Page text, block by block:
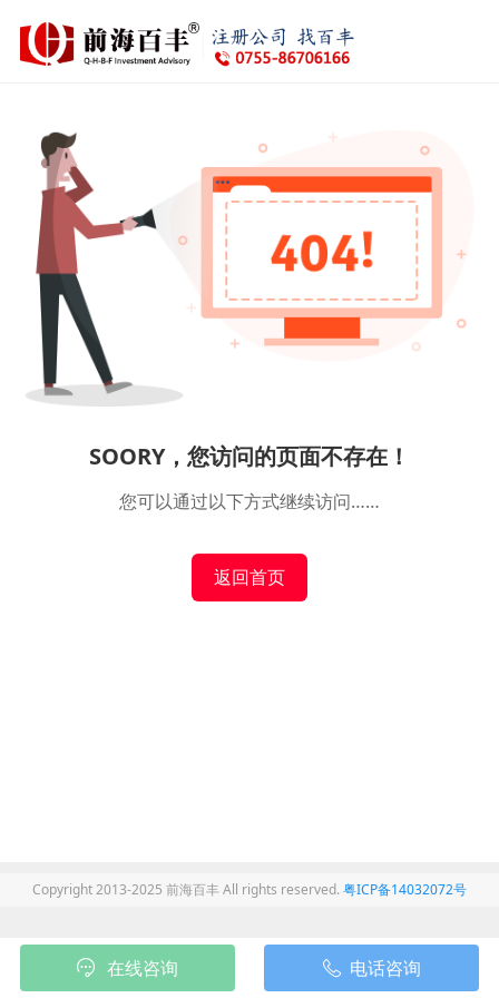
SOORY，您访问的页面不存在！
您可以通过以下方式继续访问……
返回首页
Copyright 2013-2025 前海百丰 All rights reserved. 粤ICP备14032072号
在线咨询 电话咨询